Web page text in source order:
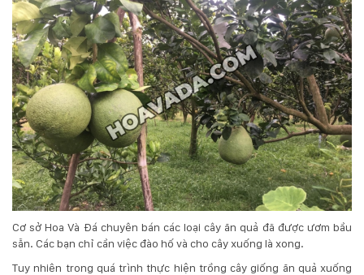
Cơ sở Hoa Và Đá chuyên bán các loại cây ăn quả đã được ươm bầu
sẵn. Các bạn chỉ cần việc đào hố và cho cây xuống là xong.
Tuy nhiên trong quá trình thực hiện trồng cây giống ăn quả xuống